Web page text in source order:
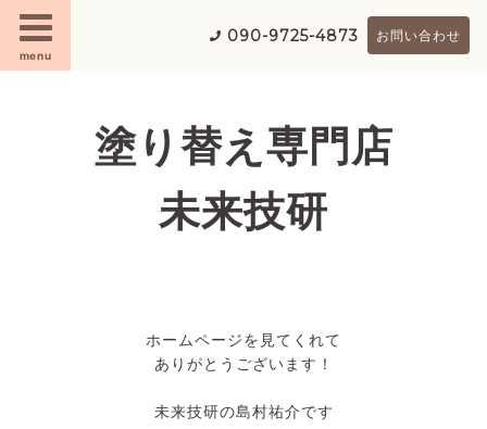
menu
090-9725-4873 お問い合わせ
塗り替え専門店
未来技研
ホームページを見てくれて
ありがとうございます！
未来技研の島村祐介です